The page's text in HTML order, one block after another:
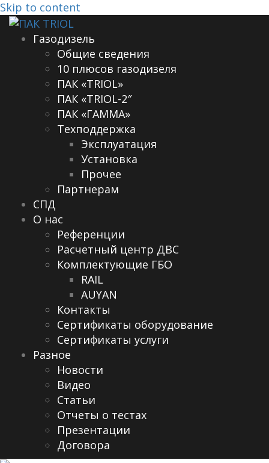
Skip to content
Газодизель
Общие сведения
10 плюсов газодизеля
ПАК «TRIOL»
ПАК «TRIOL-2″
ПАК «ГАММА»
Техподдержка
Эксплуатация
Установка
Прочее
Партнерам
СПД
О нас
Референции
Расчетный центр ДВС
Комплектующие ГБО
RAIL
AUYAN
Контакты
Сертификаты оборудование
Сертификаты услуги
Разное
Новости
Видео
Cтатьи
Отчеты о тестах
Презентации
Договора